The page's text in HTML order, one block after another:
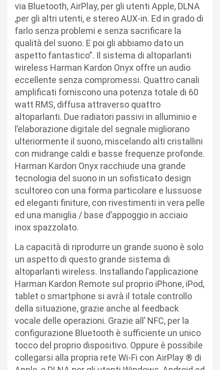
via Bluetooth, AirPlay, per gli utenti Apple, DLNA
,per gli altri utenti, e stereo AUX-in. Ed in grado di
farlo senza problemi e senza sacrificare la
qualità del suono. E poi gli abbiamo dato un
aspetto fantastico”. Il sistema di altoparlanti
wireless Harman Kardon Onyx offre un audio
eccellente senza compromessi. Quattro canali
amplificati forniscono una potenza totale di 60
watt RMS, diffusa attraverso quattro
altoparlanti. Due radiatori passivi in alluminio e
l’elaborazione digitale del segnale migliorano
ulteriormente il suono, miscelando alti cristallini
con midrange caldi e basse frequenze profonde.
Harman Kardon Onyx racchiude una grande
tecnologia del suono in un sofisticato design
scultoreo con una forma particolare e lussuose
ed eleganti finiture, con rivestimenti in vera pelle
ed una maniglia / base d’appoggio in acciaio
inox spazzolato.
La capacità di riprodurre un grande suono è solo
un aspetto di questo grande sistema di
altoparlanti wireless. Installando l’applicazione
Harman Kardon Remote sul proprio iPhone, iPod,
tablet o smartphone si avrà il totale controllo
della situazione, grazie anche al feedback
vocale delle operazioni. Grazie all’ NFC, per la
configurazione Bluetooth è sufficiente un unico
tocco del proprio dispositivo. Oppure è possibile
collegarsi alla propria rete Wi-Fi con AirPlay ® di